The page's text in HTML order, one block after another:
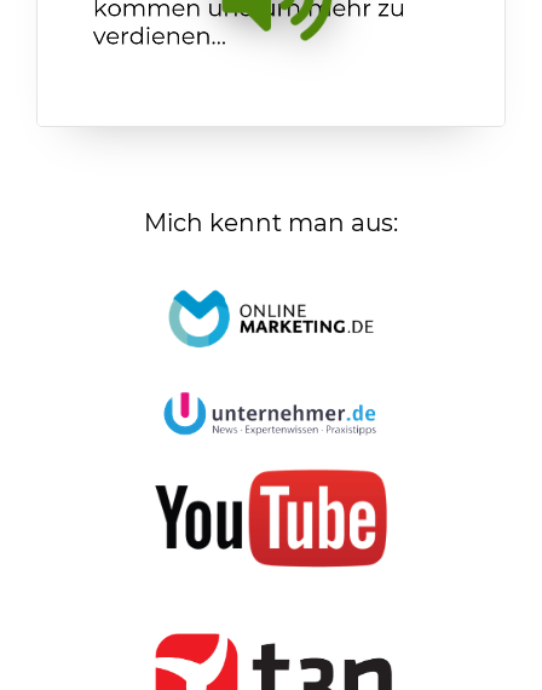
Mich kennt man aus: